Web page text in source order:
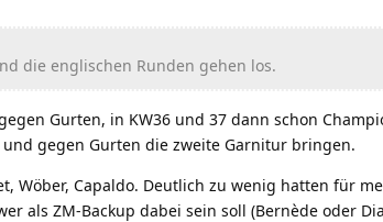
die englischen Runden gehen los.
Gurten, in KW36 und 37 dann schon
gegen Gurten die zweite Garnitur bringen.
Wöber, Capaldo. Deutlich zu wenig hatten für
als ZM-Backup dabei sein soll (Bernède oder